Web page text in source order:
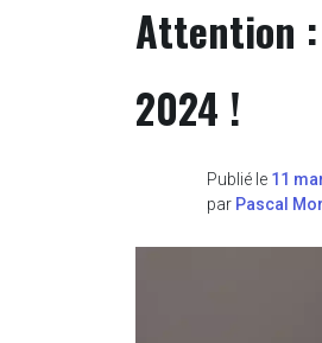
Attention :
2024 !
Publié le 11
par Pascal